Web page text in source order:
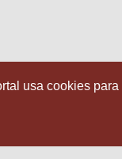
usa cookies